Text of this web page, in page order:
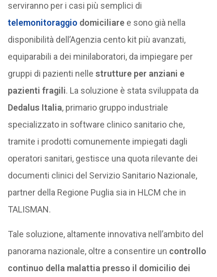
serviranno per i casi più semplici di
telemonitoraggio domiciliaree sono già nella
disponibilità dell’Agenzia cento kit più avanzati,
equiparabili a dei minilaboratori, da impiegare per
gruppi di pazienti nelle strutture per anziani e
pazienti fragili. La soluzione è stata sviluppata da
Dedalus Italia, primario gruppo industriale
specializzato in software clinico sanitario che,
tramite i prodotti comunemente impiegati dagli
operatori sanitari, gestisce una quota rilevante dei
documenti clinici del Servizio Sanitario Nazionale,
partner della Regione Puglia sia in HLCM che in
TALISMAN.
Tale soluzione, altamente innovativa nell’ambito del
panorama nazionale, oltre a consentire un controllo
continuo della malattia presso il domicilio dei